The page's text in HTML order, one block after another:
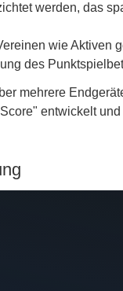
werden, das
wie Aktiven
des
mehrere
entwickelt